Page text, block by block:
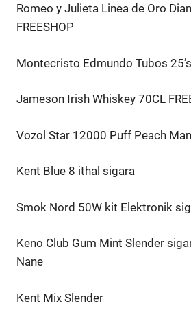
Romeo y Julieta Linea de Oro
FREESHOP
Montecristo Edmundo Tubos
Jameson Irish Whiskey 70CL
Vozol Star 12000 Puff Peach
Kent Blue 8 ithal sigara
Smok Nord 50W kit Elektronik
Keno Club Gum Mint Slender
Nane
Kent Mix Slender